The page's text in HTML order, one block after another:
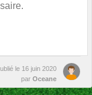
le 16 juin 2020
par Oceane